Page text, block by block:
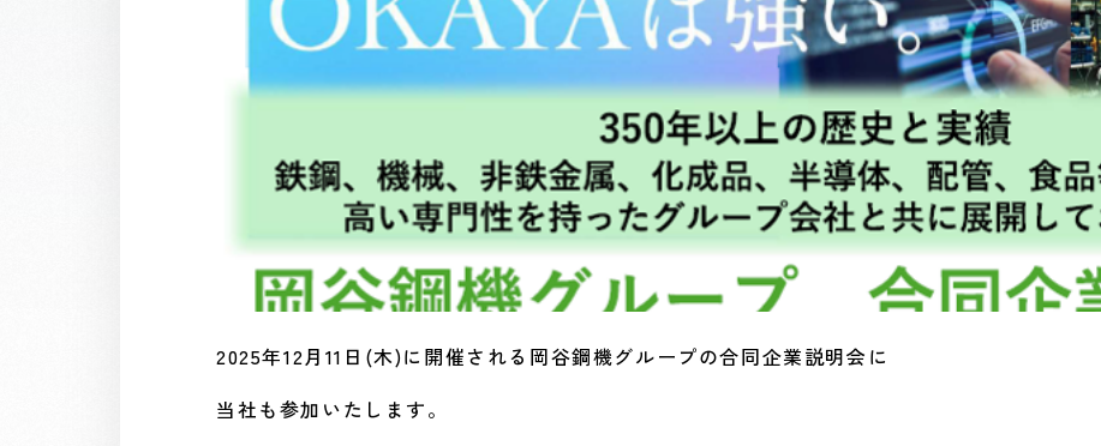
2025年12月11日(木)に開催される岡谷鋼機グループの合同企業説明会に
当社も参加いたします。